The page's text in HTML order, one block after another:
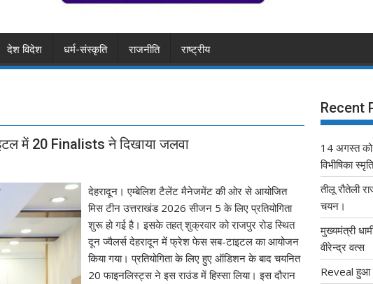
देश विदेश धर्म-संस्कृति राजनीति राष्ट्रीय
में 20 Finalists ने दिखाया जलवा
देहरादून। एम्बेलिश टैलेंट मैनेजमेंट की ओर से आयोजित
मिस टीन उत्तराखंड 2026 सीजन 5 के लिए प्रतियोगिता
शुरू हो गई है। इसके तहत् शुक्रवार को राजपुर रोड स्थित
दून ज्वैलर्स देहरादून में फ्रेश फेस सब-टाइटल का आयोजन
किया गया। प्रतियोगिता के लिए हुए ऑडिशन के बाद चयनित
20 फाइनलिस्ट्स ने इस राउंड में हिस्सा लिया। इस दौरान
Recent
14 अगस्त को
विभीषिका
तीलू रौतेली
चयन।
मुख्यमंत्री
वीरेन्द्र वत्स
Reveal हुआ